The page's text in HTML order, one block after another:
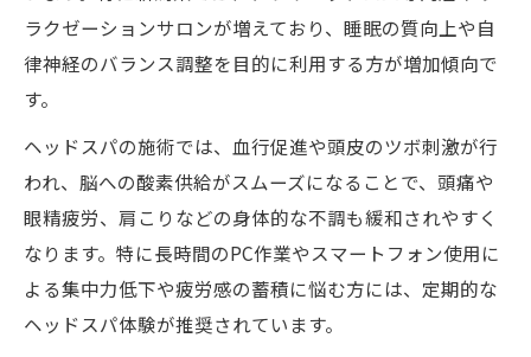
ラクゼーションサロンが増えており、睡眠の質向上や自
律神経のバランス調整を目的に利用する方が増加傾向で
す。
ヘッドスパの施術では、血行促進や頭皮のツボ刺激が行
われ、脳への酸素供給がスムーズになることで、頭痛や
眼精疲労、肩こりなどの身体的な不調も緩和されやすく
なります。特に長時間のPC作業やスマートフォン使用に
よる集中力低下や疲労感の蓄積に悩む方には、定期的な
ヘッドスパ体験が推奨されています。